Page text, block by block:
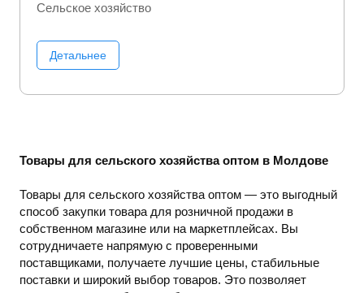
Сельское хозяйство
Детальнее
Товары для сельского хозяйства оптом в Молдове
Товары для сельского хозяйства оптом — это выгодный
способ закупки товара для розничной продажи в
собственном магазине или на маркетплейсах. Вы
сотрудничаете напрямую с проверенными
поставщиками, получаете лучшие цены, стабильные
поставки и широкий выбор товаров. Это позволяет